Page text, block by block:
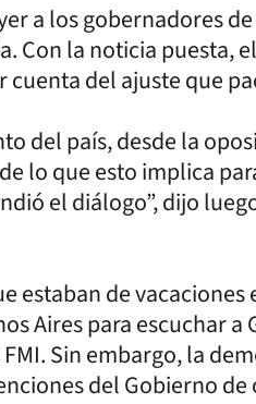
a los gobernadores
Con la noticia puesta,
del ajuste que
del país, desde la
lo que esto implica
el diálogo”, dijo
estaban de vacaciones
Aires para escuchar
Sin embargo, la
del Gobierno